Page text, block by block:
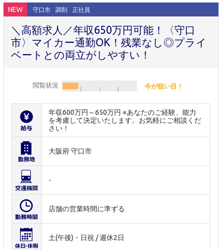
NEW 守口市 調剤 正社員
＼高額求人／年収650万円可能！〈守口
市〉マイカー通勤OK！残業なし◎プライ
ベートとの両立がしやすい！
閲覧状況 今が狙い目！
年収600万円～650万円 ※あなたのご経験、能力
を考慮して決定いたします。お気軽にご相談くだ
さい！
大阪府 守口市
-
店舗の営業時間に準ずる
土(午後)・日祝 / 週休2日